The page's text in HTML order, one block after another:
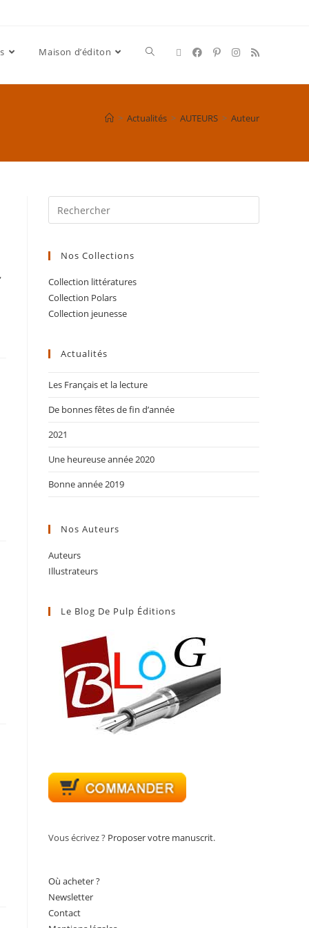
Maison d’éditon
> Actualités > AUTEURS > Auteur
Nos Collections
Collection littératures
Collection Polars
Collection jeunesse
Actualités
Les Français et la lecture
De bonnes fêtes de fin d’année
2021
Une heureuse année 2020
Bonne année 2019
Nos Auteurs
Auteurs
Illustrateurs
Le Blog De Pulp Éditions
Vous écrivez ? Proposer votre manuscrit.
Où acheter ?
Newsletter
Contact